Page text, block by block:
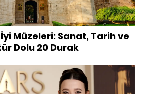
Müzeleri: Sanat, Tarih ve
Dolu 20 Durak